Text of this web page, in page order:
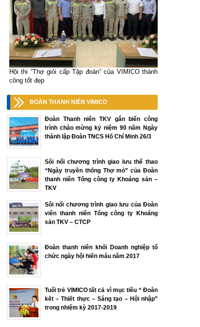
Hội thi “Thợ giỏi cấp Tập đoàn” của VIMICO thành
công tốt đẹp
ĐOÀN THANH NIÊN VIMICO
Đoàn Thanh niên TKV gắn biển công
trình chào mừng kỷ niệm 90 năm Ngày
thành lập Đoàn TNCS Hồ Chí Minh 26/3
Sôi nổi chương trình giao lưu thể thao
“Ngày truyền thống Thợ mỏ” của Đoàn
thanh niên Tổng công ty Khoáng sản –
TKV
Sôi nổi chương trình giao lưu của Đoàn
viên thanh niên Tổng công ty Khoáng
sản TKV – CTCP
Đoàn thanh niên khối Doanh nghiệp tổ
chức ngày hội hiến máu năm 2017
Tuổi trẻ VIMICO tất cả vì mục tiêu “ Đoàn
kết – Thiết thực – Sáng tạo – Hội nhập”
trong nhiệm kỳ 2017-2019